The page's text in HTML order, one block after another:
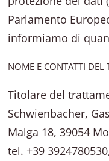
Parlamento
informiamo di
NOME E CONTATTI DEL
Titolare del
Schwienbacher,
Malga 18,39054
tel. +39 3924780530